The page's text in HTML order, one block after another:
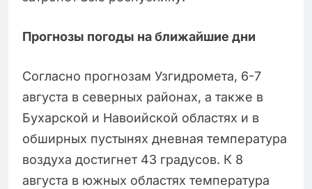
Прогнозы погоды на ближайшие дни
Согласно прогнозам Узгидромета, 6-7
августа в северных районах, а также в
Бухарской и Навоийской областях и в
обширных пустынях дневная температура
воздуха достигнет 43 градусов. К 8
августа в южных областях температура